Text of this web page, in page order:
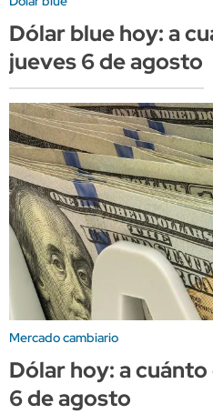
Dólar blue hoy: a
jueves 6 de agosto
Mercado cambiario
Dólar hoy: a
6 de agosto